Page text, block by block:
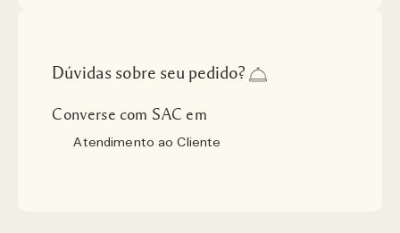
Dúvidas sobre seu pedido?
Converse com SAC em
Atendimento ao Cliente